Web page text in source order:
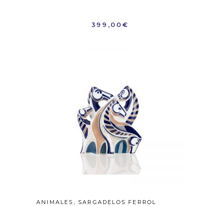
399,00€
ANIMALES , SARGADELOS FERROL